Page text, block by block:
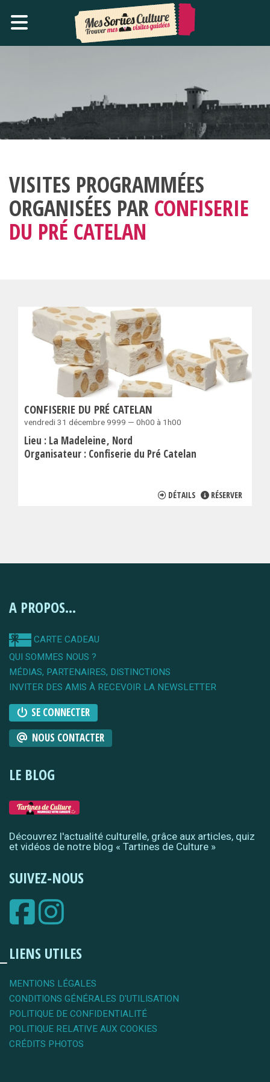
VISITES PROGRAMMÉES
ORGANISÉES PAR CONFISERIE
DU PRÉ CATELAN
CONFISERIE DU PRÉ CATELAN
vendredi 31 décembre 9999 — 0h00 à 1h00
Lieu : La Madeleine Nord
Organisateur : Confiserie du Pré Catelan
DÉTAILS RÉSERVER
A PROPOS...
CARTE CADEAU
QUI SOMMES NOUS ?
MÉDIAS, PARTENAIRES, DISTINCTIONS
INVITER DES AMIS À RECEVOIR LA NEWSLETTER
SE CONNECTER
NOUS CONTACTER
LE BLOG
Découvrez l'actualité culturelle, grâce aux articles, quiz
et vidéos de notre blog « Tartines de Culture »
SUIVEZ-NOUS
LIENS UTILES
MENTIONS LÉGALES
CONDITIONS GÉNÉRALES D'UTILISATION
POLITIQUE DE CONFIDENTIALITÉ
POLITIQUE RELATIVE AUX COOKIES
CRÉDITS PHOTOS